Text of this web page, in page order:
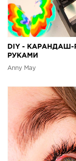
DIY -
РУКАМИ
Anny May